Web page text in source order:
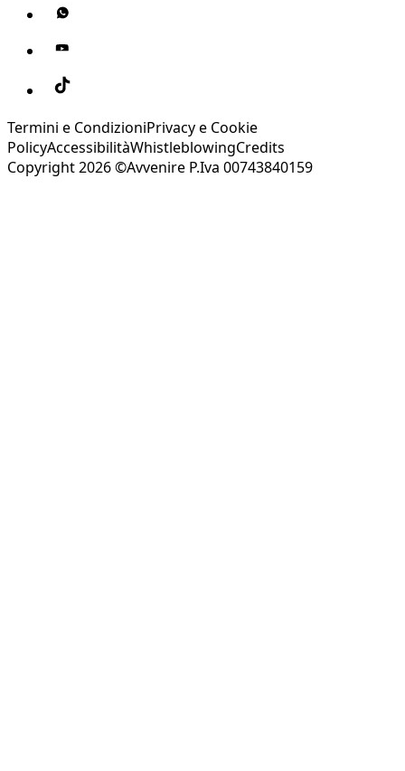
Termini e CondizioniPrivacy e Cookie
PolicyAccessibilitàWhistleblowingCredits
Copyright 2026 ©Avvenire P.Iva 00743840159